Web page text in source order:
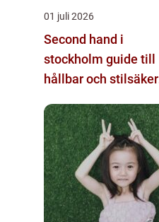
01 juli 2026
Second hand i
stockholm guide till
hållbar och stilsäker